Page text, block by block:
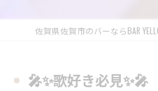
🎤✨歌好き必見✨🎤